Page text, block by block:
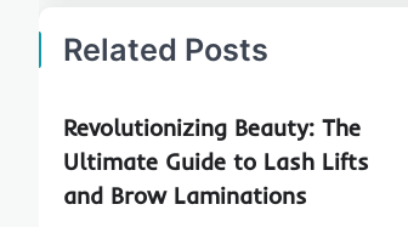
Related Posts
Revolutionizing Beauty: The
Ultimate Guide to Lash Lifts
and Brow Laminations